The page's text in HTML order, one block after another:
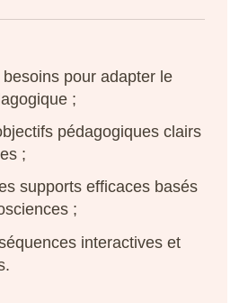
pour adapter le
;
pédagogiques clairs
;
supports efficaces basés
;
interactives et